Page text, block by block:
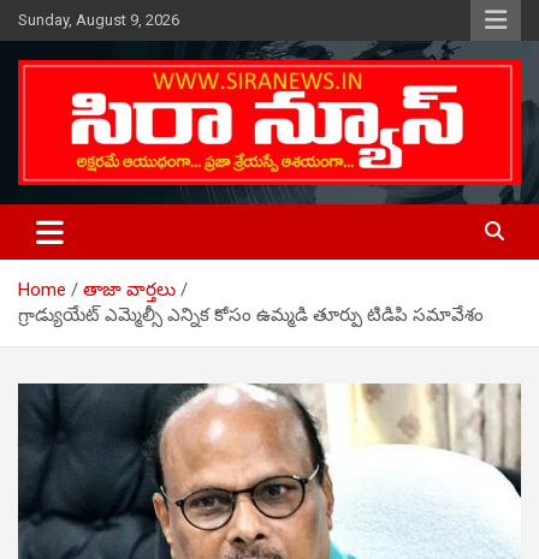
Skip
to
content
Sunday, August 9, 2026
SIRA NEWS
Telugu Online News Daily
Home
తాజా వార్తలు
గ్రాడ్యుయేట్ ఎమ్మెల్సీ ఎన్నిక కోసం ఉమ్మడి తూర్పు టిడిపి సమావేశం